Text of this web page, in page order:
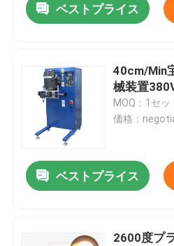
プロダクト
私達について
工場旅行
ベストプライス
40cm/Min
械装置
MOQ：1セッ
価格：
ベストプライス
2600度プ